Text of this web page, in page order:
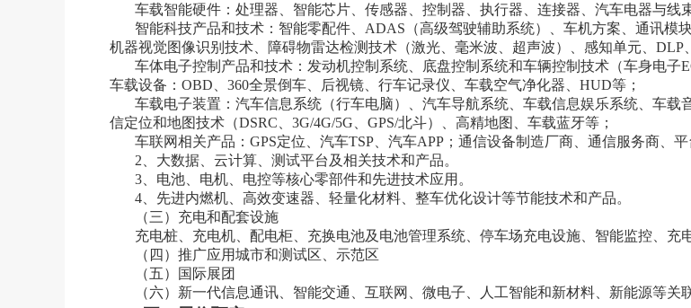
车载智能硬件：处理器、智能芯片、传感器、控制器、执行器、连接器、汽车电器与线
智能科技产品和技术：智能零配件、 ADAS（高级驾驶辅助系统）、车机方案、通讯模
机器视觉图像识别技术、障碍物雷达检测技术（激光、毫米波、超声波）、感知单元、DLP
车体电子控制产品和技术：发动机控制系统、底盘控制系统和车辆控制技术（车身电子
车载设备：OBD、360全景倒车、后视镜、行车记录仪、车载空气净化器、HUD等；
车载电子装置：汽车信息系统（行车电脑）、汽车导航系统、车载信息娱乐系统、车
信定位和地图技术（DSRC、3G/4G/5G、GPS/北斗）、高精地图、车载蓝牙等；
车联网相关产品： GPS定位、汽车TSP、汽车APP；通信设备制造厂商、通信服务商、
2、大数据、云计算、测试平台及相关技术和产品。
3、电池、电机、电控等核心零部件和先进技术应用。
4、先进内燃机、高效变速器、轻量化材料、整车优化设计等节能技术和产品。
（三）充电和配套设施
充电桩、充电机、配电柜、充换电池及电池管理系统、停车场充电设施、智能监控、充
（四）推广应用城市和测试区、示范区
（五）国际展团
（六）新一代信息通讯、智能交通、互联网、微电子、人工智能和新材料、新能源等关